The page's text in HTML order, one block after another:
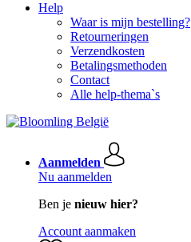
Help
Waar is mijn bestelling?
Retourneringen
Verzendkosten
Betalingsmethoden
Contact
Alle help-thema`s
Aanmelden
Nu aanmelden
Ben je nieuw hier?
Account aanmaken